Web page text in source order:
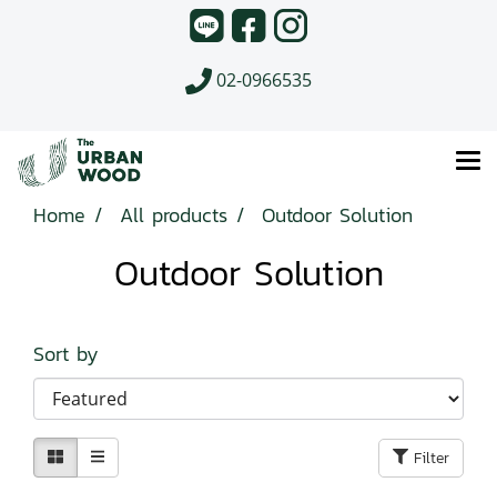
02-0966535
Home All products Outdoor Solution
Outdoor Solution
Sort by
Filter